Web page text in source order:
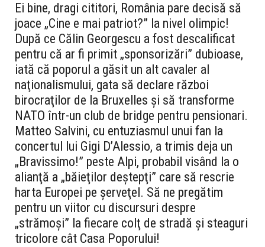
Ei bine, dragi cititori, România pare decisă să
joace „Cine e mai patriot?” la nivel olimpic!
După ce Călin Georgescu a fost descalificat
pentru că ar fi primit „sponsorizări” dubioase,
iată că poporul a găsit un alt cavaler al
naţionalismului, gata să declare război
birocraţilor de la Bruxelles şi să transforme
NATO într-un club de bridge pentru pensionari.
Matteo Salvini, cu entuziasmul unui fan la
concertul lui Gigi D’Alessio, a trimis deja un
„Bravissimo!” peste Alpi, probabil visând la o
alianţă a „băieţilor deştepţi” care să rescrie
harta Europei pe şerveţel. Să ne pregătim
pentru un viitor cu discursuri despre
„strămoşi” la fiecare colţ de stradă şi steaguri
tricolore cât Casa Poporului!